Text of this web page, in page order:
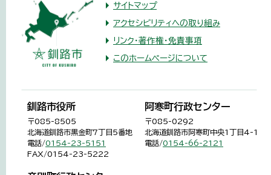
サイトマップ
アクセシビリティへの取り組み
リンク・著作権・免責事項
このホームページについて
釧路市役所
〒085-8505
北海道釧路市黒金町7丁目5番地
電話/0154-23-5151
FAX/0154-23-5222
阿寒町行政センター
〒085-0292
北海道釧路市阿寒町中央1丁目4-1
電話/0154-66-2121